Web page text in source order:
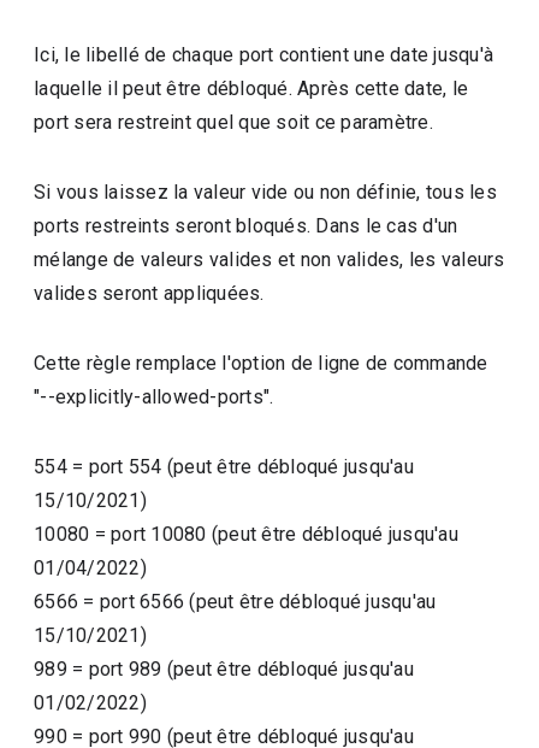
Ici, le libellé de chaque port contient une date jusqu'à
laquelle il peut être débloqué. Après cette date, le
port sera restreint quel que soit ce paramètre.
Si vous laissez la valeur vide ou non définie, tous les
ports restreints seront bloqués. Dans le cas d'un
mélange de valeurs valides et non valides, les valeurs
valides seront appliquées.
Cette règle remplace l'option de ligne de commande
"--explicitly-allowed-ports".
554= port 554 (peut être débloqué jusqu'au
15/10/2021)
10080 =port 10080 (peut être débloqué jusqu'au
01/04/2022)
6566 = port 6566 (peut être débloqué jusqu'au
15/10/2021)
989= port 989 (peut être débloqué jusqu'au
01/02/2022)
990= port 990 (peut être débloqué jusqu'au